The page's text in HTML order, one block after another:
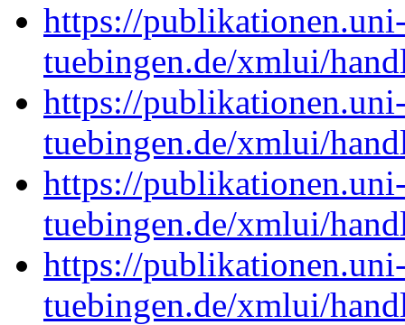
https://
tuebingen.de/xmlui/
https://
tuebingen.de/xmlui/
https://
tuebingen.de/xmlui/
https://
tuebingen.de/xmlui/